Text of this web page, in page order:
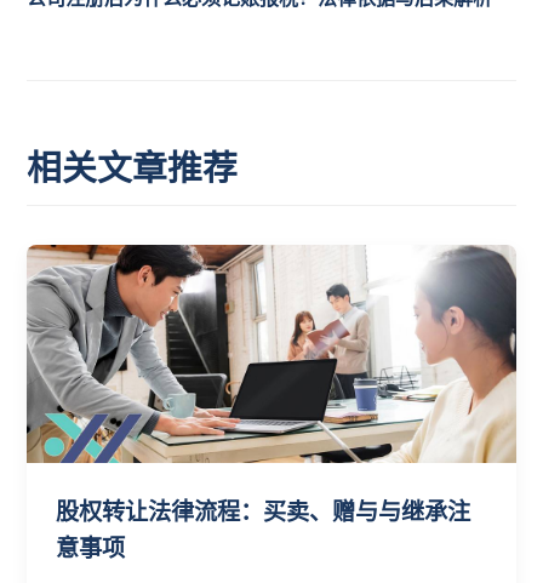
相关文章推荐
股权转让法律流程：买卖、赠与与继承注
意事项